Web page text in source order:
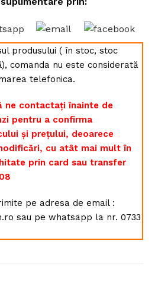
produsului ( în stoc, stoc
comanda nu este considerată
telefonica.
ne contactați înainte de
pentru a confirma
și prețului, deoarece
cu atât mai mult în
prin card sau transfer
pe adresa de email :
sau pe whatsapp la nr. 0733